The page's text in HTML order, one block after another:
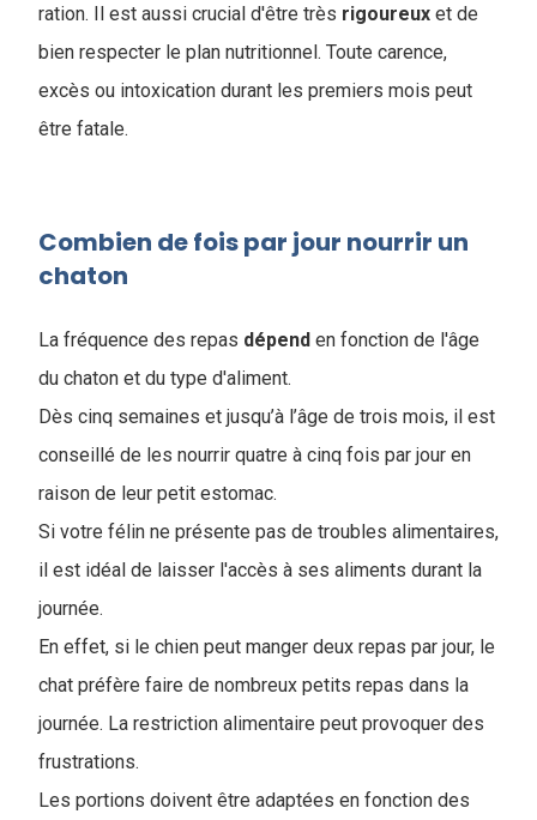
ration. Il est aussi crucial d'être très rigoureux et de
bien respecter le plan nutritionnel. Toute carence,
excès ou intoxication durant les premiers mois peut
être fatale.
Combien de fois par jour nourrir un
chaton
La fréquence des repas dépend en fonction de l'âge
du chaton et du type d'aliment.
Dès cinq semaines et jusqu’à l’âge de trois mois, il est
conseillé de les nourrir quatre à cinq fois par jour en
raison de leur petit estomac.
Si votre félin ne présente pas de troubles alimentaires,
il est idéal de laisser l'accès à ses aliments durant la
journée.
En effet, si le chien peut manger deux repas par jour, le
chat préfère faire de nombreux petits repas dans la
journée. La restriction alimentaire peut provoquer des
frustrations.
Les portions doivent être adaptées en fonction des